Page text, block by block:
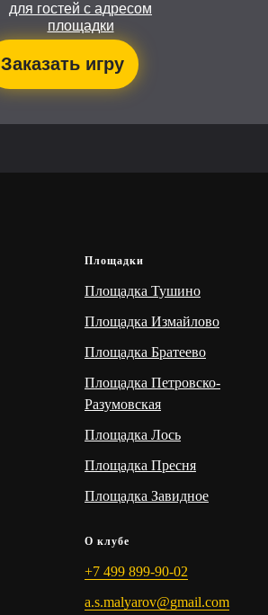
Заказать игру
для гостей с адресом
площадки
Площадки
Площадка Тушино
Площадка Измайлово
Площадка Братеево
Площадка Петровско-
Разумовская
Площадка Лось
Площадка Пресня
Площадка Завидное
О клубе
+7 499 899-90-02
a.s.malyarov@gmail.com